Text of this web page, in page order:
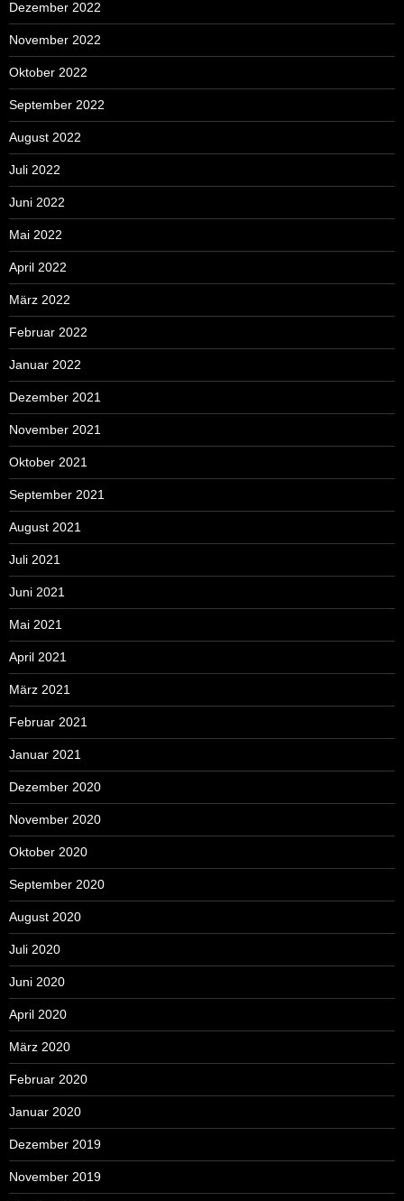
Dezember 2022
November 2022
Oktober 2022
September 2022
August 2022
Juli 2022
Juni 2022
Mai 2022
April 2022
März 2022
Februar 2022
Januar 2022
Dezember 2021
November 2021
Oktober 2021
September 2021
August 2021
Juli 2021
Juni 2021
Mai 2021
April 2021
März 2021
Februar 2021
Januar 2021
Dezember 2020
November 2020
Oktober 2020
September 2020
August 2020
Juli 2020
Juni 2020
April 2020
März 2020
Februar 2020
Januar 2020
Dezember 2019
November 2019